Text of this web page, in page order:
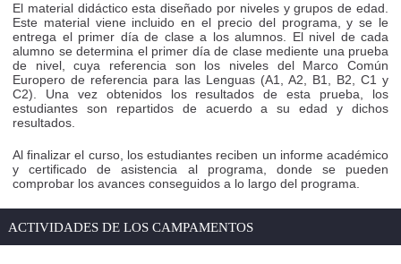
El material didáctico esta diseñado por niveles y grupos de edad.
Este material viene incluido en el precio del programa, y se le
entrega el primer día de clase a los alumnos. El nivel de cada
alumno se determina el primer día de clase mediente una prueba
de nivel, cuya referencia son los niveles del Marco Común
Europero de referencia para las Lenguas (A1, A2, B1, B2, C1 y
C2). Una vez obtenidos los resultados de esta prueba, los
estudiantes son repartidos de acuerdo a su edad y dichos
resultados.
Al finalizar el curso, los estudiantes reciben un informe académico
y certificado de asistencia al programa, donde se pueden
comprobar los avances conseguidos a lo largo del programa.
ACTIVIDADES DE LOS CAMPAMENTOS